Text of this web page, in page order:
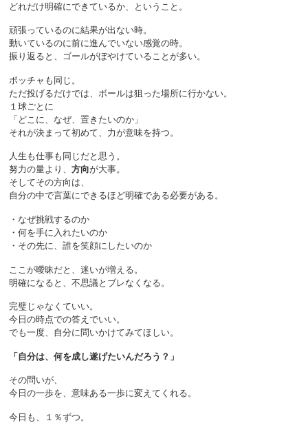
どれだけ明確にできているか、ということ。
頑張っているのに結果が出ない時。
動いているのに前に進んでいない感覚の時。
振り返ると、ゴールがぼやけていることが多い。
ボッチャも同じ。
ただ投げるだけでは、ボールは狙った場所に行かない。
１球ごとに
「どこに、なぜ、置きたいのか」
それが決まって初めて、力が意味を持つ。
人生も仕事も同じだと思う。
努力の量より、方向が大事。
そしてその方向は、
自分の中で言葉にできるほど明確である必要がある。
・なぜ挑戦するのか
・何を手に入れたいのか
・その先に、誰を笑顔にしたいのか
ここが曖昧だと、迷いが増える。
明確になると、不思議とブレなくなる。
完璧じゃなくていい。
今日の時点での答えでいい。
でも一度、自分に問いかけてみてほしい。
「自分は、何を成し遂げたいんだろう？」
その問いが、
今日の一歩を、意味ある一歩に変えてくれる。
今日も、１％ずつ。